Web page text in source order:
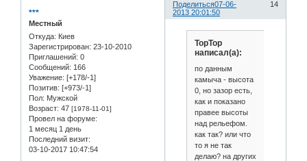
Поделиться 14
07-06-
2013 20:01:50
***
Местный
Откуда: Киев
Зарегистрирован: 23-10-2010
Приглашений: 0
Сообщений: 166
Уважение: [+178/-1]
Позитив: [+973/-1]
Пол: Мужской
Возраст: 47 [1978-11-01]
Провел на форуме:
1 месяц 1 день
Последний визит:
03-10-2017 10:47:54
TopTop
написал(а):
по данным
камыча - высота
0, но зазор есть,
как и показано
правее высоты
над рельефом.
как так? или что
то я не так
делаю? на других